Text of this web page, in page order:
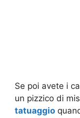
Se poi avete i
un pizzico di
tatuaggio